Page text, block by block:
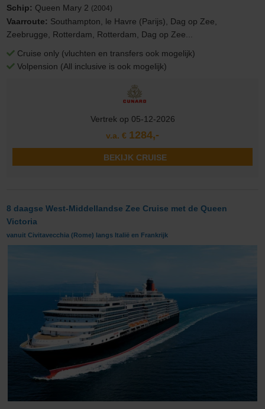
Schip: Queen Mary 2 (2004)
Vaarroute: Southampton, le Havre (Parijs), Dag op Zee,
Zeebrugge, Rotterdam, Rotterdam, Dag op Zee...
Cruise only (vluchten en transfers ook mogelijk)
Volpension (All inclusive is ook mogelijk)
Vertrek op 05-12-2026
v.a. € 1284,-
BEKIJK CRUISE
8 daagse West-Middellandse Zee Cruise met de Queen
Victoria
vanuit Civitavecchia (Rome) langs Italië en Frankrijk